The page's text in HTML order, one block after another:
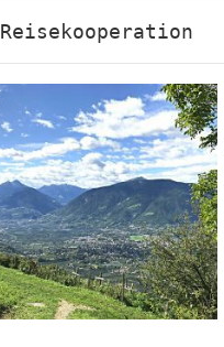
Reisekooperation